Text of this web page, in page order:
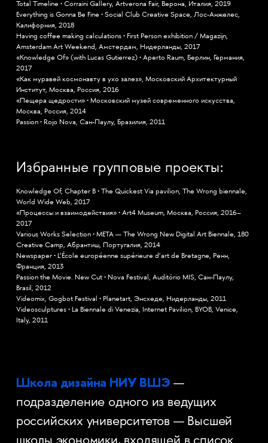
Total Timeline • Corraini Gallery, Artverona Fair, Верона, Италия, 2019
Everything is Gonna Be Fine • Social Club Creative Space, Лос-Анжелес,
Калифорния, 2018
Having coffee making calculations • First Person exhibition / Magazijn,
Amsterdam Art Weekend, Амстердам, Нидерланды, 2017
«Knowledge Of» (with Lucas Gutierrez) • Aperto Raum, Берлин, Германия,
2017
«Как муравей космонавту в ухо залез», Московский Архитектурный
Институт, Москва, Россия, 2016
«Пещера щедрости» • Московский музей современного искусства,
Москва, Россия, 2014
Passion • Rojo Nova, Сан-Паулу, Бразилия, 2011
Избранные групповые проекты:
Knowledge Of, Chapter B • The Quickest Via pavilion, The Wrong biennale,
World Wide Web, 2017
«Процессы и взаимодействия» • Art4 Museum, Москва, Россия, 2016–
2017
Various Works Selection • META — The Wrong New Digital Art Biennale, 180
Creative Camp, Абрантиш, Португалия, 2014
Newspaper • L’École européenne supérieure d’art de Bretagne, Ренн,
Франция, 2013
Passion the Movie. New Cut • Nova Festival, Auditório MIS, Сан-Паулу,
Brasil, 2012
Videomix, Gogbot Festival • Planetart, Энсхеде, Нидерланды, 2011
Videosculptures • La Biennale di Venezia, Internet Pavilion, BYOB, Venice,
Italy, 2011
Школа дизайна НИУ ВШЭ —
подразделение одного из ведущих
российских университетов — Высшей